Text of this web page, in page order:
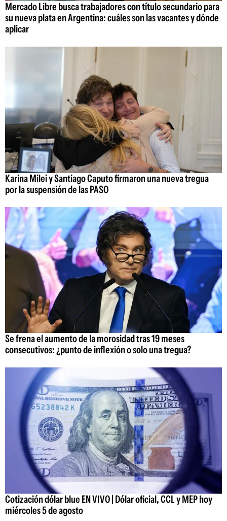
Mercado Libre busca trabajadores con título secundario para
su nueva plata en Argentina: cuáles son las vacantes y dónde
aplicar
Karina Milei y Santiago Caputo firmaron una nueva tregua
por la suspensión de las PASO
Se frena el aumento de la morosidad tras 19 meses
consecutivos: ¿punto de inflexión o solo una tregua?
Cotización dólar blue EN VIVO | Dólar oficial, CCL y MEP hoy
miércoles 5 de agosto